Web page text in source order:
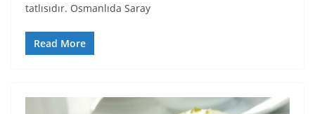
tatlısıdır. Osmanlıda Saray
Read More